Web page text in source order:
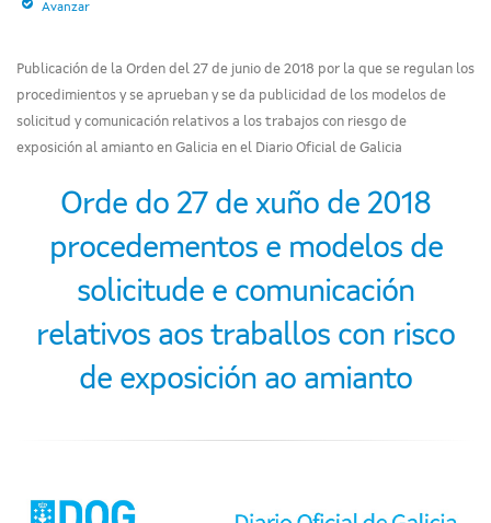
Avanzar
Publicación de la Orden del 27 de junio de 2018 por la que se regulan los
procedimientos y se aprueban y se da publicidad de los modelos de
solicitud y comunicación relativos a los trabajos con riesgo de
exposición al amianto en Galicia en el Diario Oficial de Galicia
Orde do 27 de xuño de 2018
procedementos e modelos de
solicitude e comunicación
relativos aos traballos con risco
de exposición ao amianto